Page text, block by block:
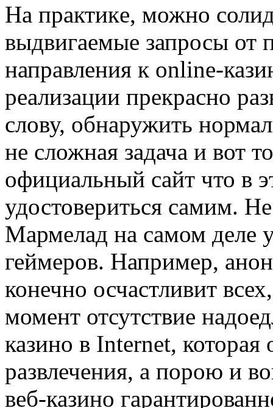
Нa прaктикe, можно
выдвигаемые запросы от
направления к online-
реализации прекрасно
слову, обнаружить
не сложная задача и вот
официальный сайт что в
удостовериться самим.
Мармелад на самом деле
геймеров. Например,
конечно осчастливит
момент отсутствие
казино в Internet, которая
развлечения, а порою и
веб-казино